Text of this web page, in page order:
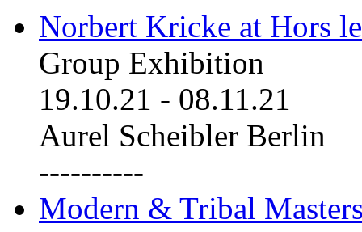
Norbert Kricke at Hors
Group Exhibition
19.10.21 - 08.11.21
Aurel Scheibler Berlin
----------
Modern & Tribal